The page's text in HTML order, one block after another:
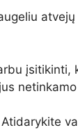
įsitikinti,